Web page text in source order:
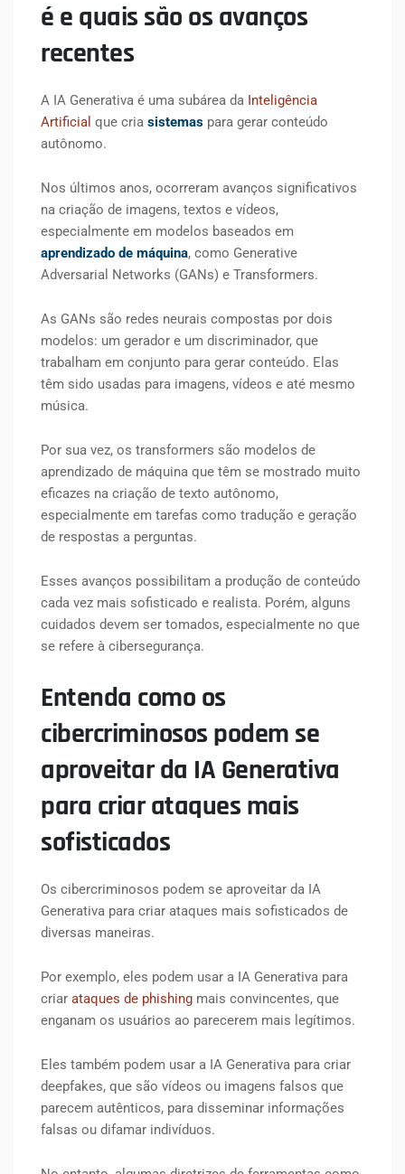
é e quais são os avanços
recentes
A IA Generativa é uma subárea da Inteligência
Artificial que cria sistemas para gerar conteúdo
autônomo.
Nos últimos anos, ocorreram avanços significativos
na criação de imagens, textos e vídeos,
especialmente em modelos baseados em
aprendizado de máquina, como Generative
Adversarial Networks (GANs) e Transformers.
As GANs são redes neurais compostas por dois
modelos: um gerador e um discriminador, que
trabalham em conjunto para gerar conteúdo. Elas
têm sido usadas para imagens, vídeos e até mesmo
música.
Por sua vez, os transformers são modelos de
aprendizado de máquina que têm se mostrado muito
eficazes na criação de texto autônomo,
especialmente em tarefas como tradução e geração
de respostas a perguntas.
Esses avanços possibilitam a produção de conteúdo
cada vez mais sofisticado e realista. Porém, alguns
cuidados devem ser tomados, especialmente no que
se refere à cibersegurança.
Entenda como os
cibercriminosos podem se
aproveitar da IA Generativa
para criar ataques mais
sofisticados
Os cibercriminosos podem se aproveitar da IA
Generativa para criar ataques mais sofisticados de
diversas maneiras.
Por exemplo, eles podem usar a IA Generativa para
criar ataques de phishing mais convincentes, que
enganam os usuários ao parecerem mais legítimos.
Eles também podem usar a IA Generativa para criar
deepfakes, que são vídeos ou imagens falsos que
parecem autênticos, para disseminar informações
falsas ou difamar indivíduos.